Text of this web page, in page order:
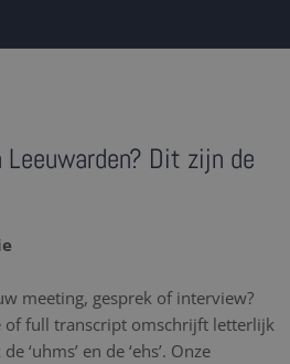
Dit zijn de
meeting, gesprek of interview?
of full transcript omschrijft letterlijk
‘uhms’ en de ‘ehs’. Onze